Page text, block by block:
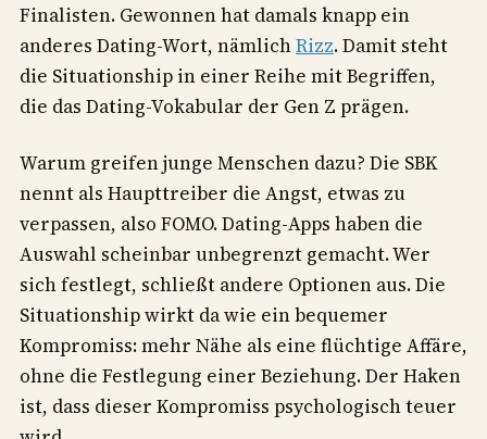
Finalisten. Gewonnen hat damals knapp ein
anderes Dating-Wort, nämlichRizz. Damit steht
die Situationship in einer Reihe mit Begriffen,
die das Dating-Vokabular der Gen Z prägen.
Warum greifen junge Menschen dazu? Die SBK
nennt als Haupttreiber die Angst, etwas zu
verpassen, also FOMO. Dating-Apps haben die
Auswahl scheinbar unbegrenzt gemacht. Wer
sich festlegt, schließt andere Optionen aus. Die
Situationship wirkt da wie ein bequemer
Kompromiss: mehr Nähe als eine flüchtige Affäre,
ohne die Festlegung einer Beziehung. Der Haken
ist, dass dieser Kompromiss psychologisch teuer